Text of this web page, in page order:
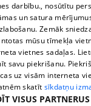
darbību., nosūtītu
un satura
Zemāk
mūsu tīmekļa
vietnes sadaļas.
savu piekrišanu.
uz visām interneta
skatīt sīkdatņu
VISUS PARTNERUS